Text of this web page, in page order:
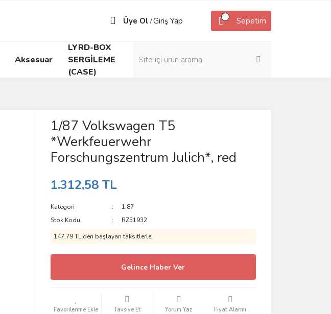
Üye Ol /Giriş Yap Sepetim
Aksesuar
LYRD-BOX
SERGİLEME
(CASE)
1/87 Volkswagen T5
*Werkfeuerwehr
Forschungszentrum Julich*, red
1.312,58 TL
Kategori
1:87
Stok Kodu
RZ51932
147,79 TL den başlayan taksitlerle!
Gelince Haber Ver
Tavsiye Et Yorum Yaz Fiyat Alarmı